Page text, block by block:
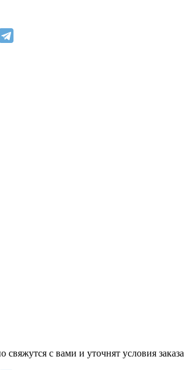
с вами и уточнят условия заказа